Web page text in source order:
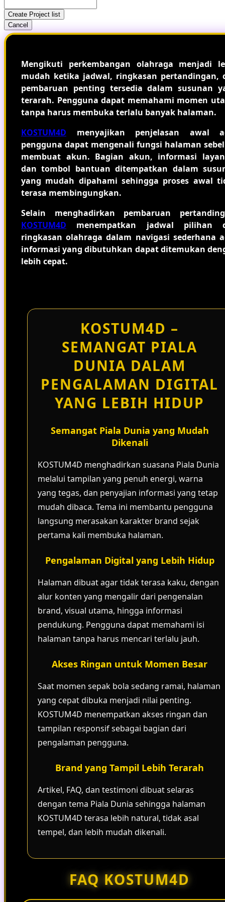
Create Project list
Cancel
Mengikuti perkembangan olahraga menjadi
mudah ketika jadwal, ringkasan pertandingan,
pembaruan penting tersedia dalam susunan
terarah. Pengguna dapat memahami momen
tanpa harus membuka terlalu banyak halaman.
KOSTUM4D menyajikan penjelasan awal
pengguna dapat mengenali fungsi halaman
membuat akun. Bagian akun, informasi
dan tombol bantuan ditempatkan dalam
yang mudah dipahami sehingga proses awal
terasa membingungkan.
Selain menghadirkan pembaruan
KOSTUM4D menempatkan jadwal pilihan
ringkasan olahraga dalam navigasi sederhana
informasi yang dibutuhkan dapat ditemukan
lebih cepat.
KOSTUM4D –
SEMANGAT PIALA
DUNIA DALAM
PENGALAMAN DIGITAL
YANG LEBIH HIDUP
Semangat Piala Dunia yang Mudah
Dikenali
KOSTUM4D menghadirkan suasana Piala Dunia
melalui tampilan yang penuh energi, warna
yang tegas, dan penyajian informasi yang tetap
mudah dibaca. Tema ini membantu pengguna
langsung merasakan karakter brand sejak
pertama kali membuka halaman.
Pengalaman Digital yang Lebih Hidup
Halaman dibuat agar tidak terasa kaku, dengan
alur konten yang mengalir dari pengenalan
brand, visual utama, hingga informasi
pendukung. Pengguna dapat memahami isi
halaman tanpa harus mencari terlalu jauh.
Akses Ringan untuk Momen Besar
Saat momen sepak bola sedang ramai, halaman
yang cepat dibuka menjadi nilai penting.
KOSTUM4D menempatkan akses ringan dan
tampilan responsif sebagai bagian dari
pengalaman pengguna.
Brand yang Tampil Lebih Terarah
Artikel, FAQ, dan testimoni dibuat selaras
dengan tema Piala Dunia sehingga halaman
KOSTUM4D terasa lebih natural, tidak asal
tempel, dan lebih mudah dikenali.
FAQ KOSTUM4D